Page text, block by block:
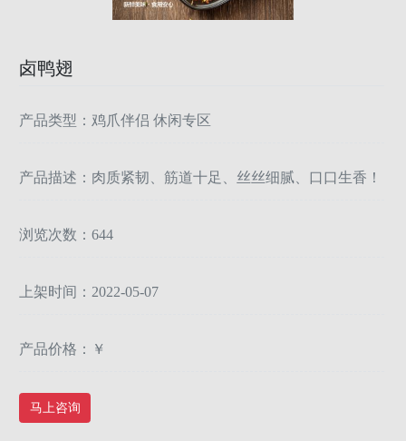
卤鸭翅
产品类型：鸡爪伴侣 休闲专区
产品描述：肉质紧韧、筋道十足、丝丝细腻、口口生香！
浏览次数：644
上架时间：2022-05-07
产品价格：￥
马上咨询